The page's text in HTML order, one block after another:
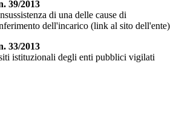
39/2013
di una delle cause di
dell'incarico (link al sito dell'ente)
33/2013
istituzionali degli enti pubblici vigilati